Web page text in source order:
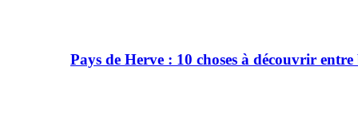
Pays de Herve : 10 choses à découvrir